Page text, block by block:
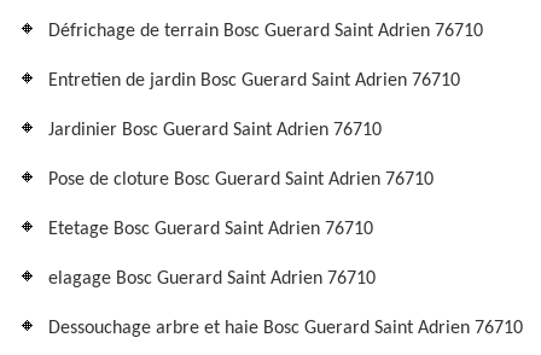
Défrichage de terrain Bosc Guerard Saint Adrien 76710
Entretien de jardin Bosc Guerard Saint Adrien 76710
Jardinier Bosc Guerard Saint Adrien 76710
Pose de cloture Bosc Guerard Saint Adrien 76710
Etetage Bosc Guerard Saint Adrien 76710
elagage Bosc Guerard Saint Adrien 76710
Dessouchage arbre et haie Bosc Guerard Saint Adrien 76710